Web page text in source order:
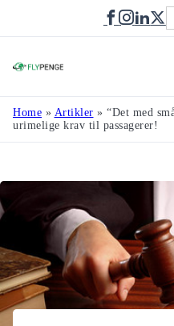
Home » Artikler » “Det med
urimelige krav til passagerer!